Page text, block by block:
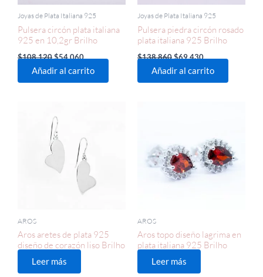
Joyas de Plata Italiana 925
Pulsera circón plata italiana
925 en 10,2gr Brilho
$108.120$54.060
Añadir al carrito
Joyas de Plata Italiana 925
Pulsera piedra circón rosado
plata italiana 925 Brilho
$138.860$69.430
Añadir al carrito
AROS
Aros aretes de plata 925
diseño de corazón liso Brilho
Leer más
AROS
Aros topo diseño lagrima en
plata italiana 925 Brilho
Leer más